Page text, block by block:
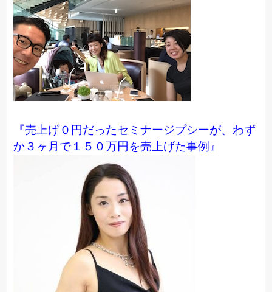
『売上げ０円だったセミナージプシーが、わず
か３ヶ月で１５０万円を売上げた事例』